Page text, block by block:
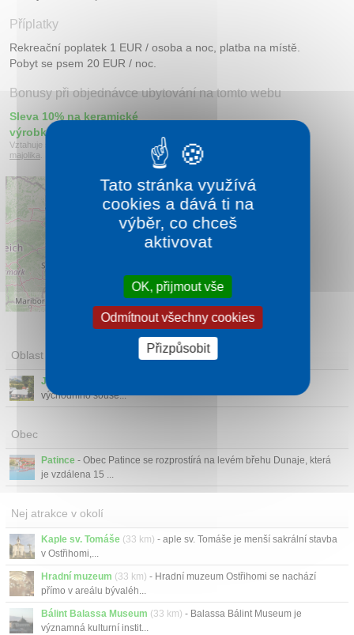
Příplatky
Rekreační poplatek 1 EUR / osoba a noc, platba na místě.
Pobyt se psem 20 EUR / noc.
Bonusy při objednávce ubytování na tomto webu
Sleva 10% na keramické
výrobky
Vztahuje se k atrakci
Slovenská ľudová
majolika
Leaflet|©OpenStreetMapcontributors
Oblast
Jižní Slovensko
východního souse...
Obec
Patince - Obec Patince se rozprostírá na levém břehu Dunaje, která
je vzdálena 15 ...
Nej atrakce v okolí
Kaple sv. Tomáše (33 km) - aple sv. Tomáše je menší sakrální stavba
v Ostřihomi,...
Hradní muzeum (33 km) - Hradní muzeum Ostřihomi se nachází
přímo v areálu bývaléh...
Bálint Balassa Museum (33 km) - Balassa Bálint Museum je
významná kulturní instit...
Tato stránka využívá
cookies a dává ti na
výběr, co chceš
aktivovat
OK, přijmout vše
Odmítnout všechny cookies
Přizpůsobit